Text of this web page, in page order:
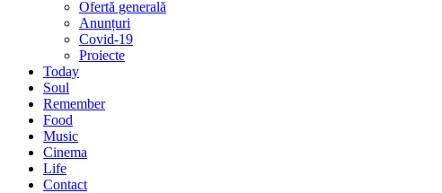
Ofertă generală
Anunțuri
Covid-19
Proiecte
Today
Soul
Remember
Food
Music
Cinema
Life
Contact